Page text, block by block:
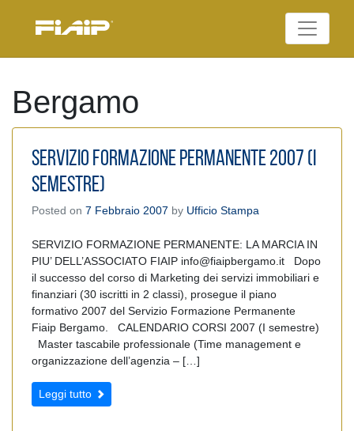
Federazione Italiana
Bergamo
SERVIZIO FORMAZIONE PERMANENTE 2007 (I
SEMESTRE)
Posted on 7 Febbraio 2007 by Ufficio Stampa
SERVIZIO FORMAZIONE PERMANENTE: LA MARCIA IN
PIU’ DELL’ASSOCIATO FIAIP info@fiaipbergamo.it Dopo
il successo del corso di Marketing dei servizi immobiliari e
finanziari (30 iscritti in 2 classi), prosegue il piano
formativo 2007 del Servizio Formazione Permanente
Fiaip Bergamo. CALENDARIO CORSI 2007 (I semestre)
Master tascabile professionale (Time management e
organizzazione dell’agenzia – […]
Leggi tutto